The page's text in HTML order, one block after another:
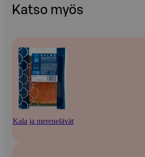
Katso myös
Kala ja merenelävät